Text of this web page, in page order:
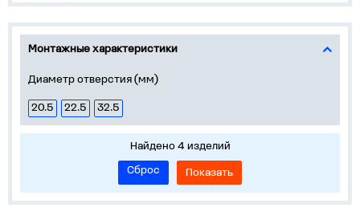
Монтажные характеристики
Диаметр отверстия (мм)
20.5 22.5 32.5
Найдено 4 изделий
Сброс
Показать